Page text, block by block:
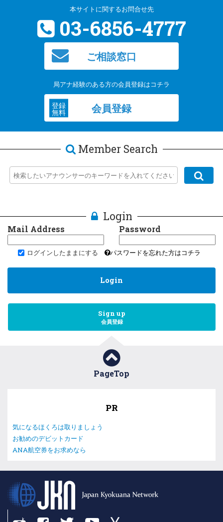
本サイトに関するお問合せ先
03-6856-4777
ご相談窓口
局アナ経験のある方の会員登録はコチラ
登録
無料 会員登録
Member Search
Login
Mail Address Password
ログインしたままにする パスワードを忘れた方はコチラ
Login
Sign up
会員登録
PageTop
PR
気になるほくろは取りましょう
お勧めのデビットカード
ANA航空券をお求めなら